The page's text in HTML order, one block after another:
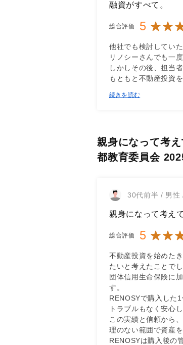
融資がすべて。
総合評価 5
他社でも検討してい
リノシーさんでも一
しかしその後、担当
もともと不動産投資
続きを読む
親身になって考
都教育委員会
30代前半 / 男性
親身になって考え
総合評価 5
不動産投資を始めた
たいと考えたことでし
団体信用生命保険に
す。
RENOSYで購入した
トラブルもなく安心
この実績と信頼から
理のない範囲で資産
RENOSYは購入後の